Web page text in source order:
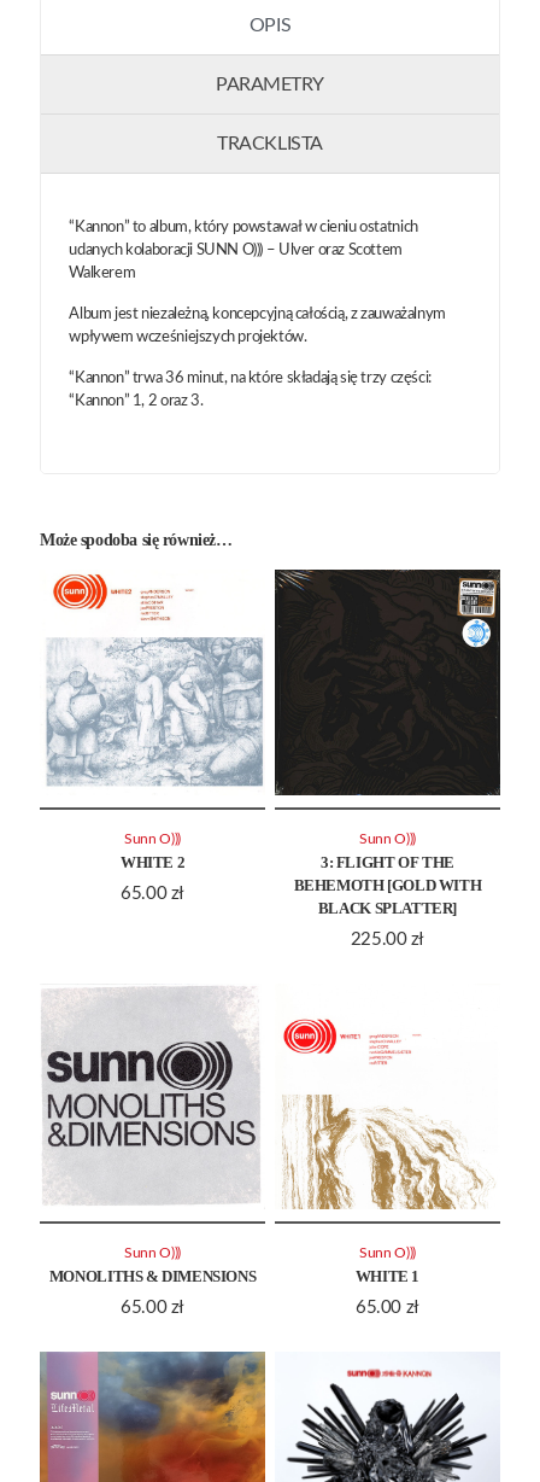
OPIS
PARAMETRY
TRACKLISTA
“Kannon” to album, który powstawał w cieniu ostatnich
udanych kolaboracji SUNN O))) – Ulver oraz Scottem
Walkerem
Album jest niezależną, koncepcyjną całością, z zauważalnym
wpływem wcześniejszych projektów.
“Kannon” trwa 36 minut, na które składają się trzy części:
“Kannon” 1, 2 oraz 3.
Może spodoba się również…
WHITE 2
65.00 zł
Sunn O)))
3: FLIGHT OF THE
BEHEMOTH [GOLD WITH
BLACK SPLATTER]
225.00 zł
Sunn O)))
MONOLITHS & DIMENSIONS
65.00 zł
Sunn O)))
WHITE 1
65.00 zł
Sunn O)))